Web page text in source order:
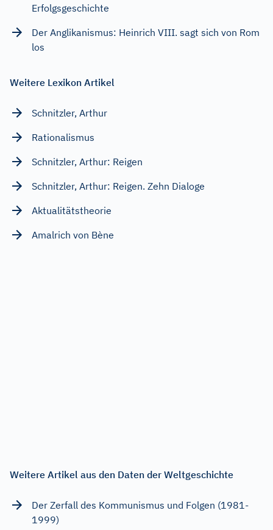
Erfolgsgeschichte
Der Anglikanismus: Heinrich VIII. sagt sich von Rom
los
Weitere Lexikon Artikel
Schnitzler, Arthur
Rationalismus
Schnitzler, Arthur: Reigen
Schnitzler, Arthur: Reigen. Zehn Dialoge
Aktualitätstheorie
Amalrich von Bène
Weitere Artikel aus den Daten der Weltgeschichte
Der Zerfall des Kommunismus und Folgen (1981-
1999)